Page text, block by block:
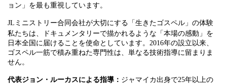
ョン」を最も重視しています。
JLミニストリー合同会社が大切にする「生きたゴスペル」の体験
私たちは、ドキュメンタリーで描かれるような「本場の感動」を
日本全国に届けることを使命としています。2016年の設立以来、
ゴスペル一筋で積み重ねた専門性は、単なる技術指導に留まりま
せん。
代表ジョン・ルーカスによる指導： ジャマイカ出身で25年以上の